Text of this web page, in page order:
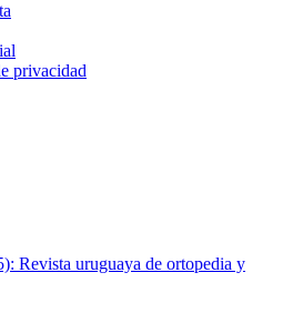
privacidad
Revista uruguaya de ortopedia y